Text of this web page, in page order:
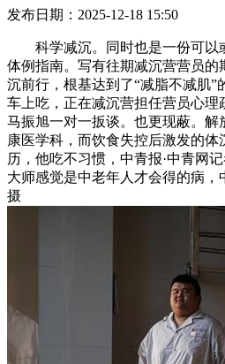
发布日期：2025-12-18 15:50
科学减沉。同时也是一份可以
体例指南。写有往期减沉营营员的
沉前行，根基达到了“减脂不减肌”
车上吃，正在减沉营担任营员心理
马振旭一对一扳谈。也更现蔽。解
康医学科，而饮食失控后激发的
历，他吃不习惯，中青报·中青网
大师感觉是中老年人才会得的病，
摄